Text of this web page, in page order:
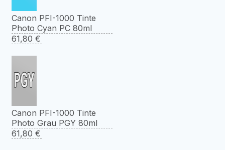
Canon PFI-1000 Tinte
Photo Cyan PC 80ml
61,80 €
Canon PFI-1000 Tinte
Photo Grau PGY 80ml
61,80 €